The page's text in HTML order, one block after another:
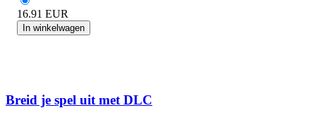
16.91 EUR
In winkelwagen
Breid je spel uit met DLC